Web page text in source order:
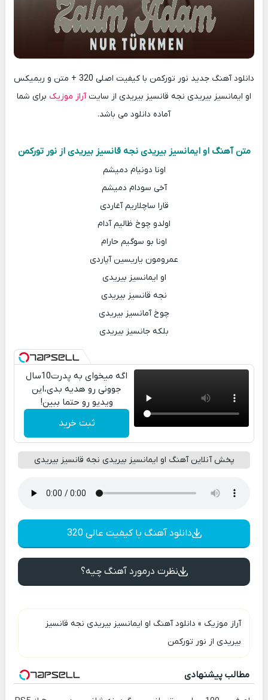
دانلود آهنگ جدید نور تورکمن با کیفیت اصلی 320 + متن و ریمیکس
او ایمانسیز بیریدی نجه قانسیز بیریدی از سایتآراز موزیک برای شما
آماده دانلود می باشد.
متن آهنگ او ایمانسیز بیریدی نجه قانسیز بیریدی از نور تورکمن
اونا دونیام دمیشم
آخی سودام دمیشم
قارا ساچلاریم آغاردی
اولدو چوخ ظالیم آدام
اونا بو سوگیم حارام
عمرومون یاریسین آپاردی
او ایمانسیز بیریدی
نجه قانسیز بیریدی
چوخ آمانسیز بیریدی
بلکه جانسیز بیریدی
اگه میخوای به پدرت10سال
جوونی رو هدیه بدی،این
ویدیو رو حتما ببین!
ثبت خرید
پخش آنلاین آهنگ او ایمانسیز بیریدی نجه قانسیز بیریدی
دانلود آهنگ با کیفیت عالی 320
نظرت درمورد آهنگ چیه؟
آراز موزیک » دانلود آهنگ او ایمانسیز بیریدی نجه قانسیز
بیریدی از نور تورکمن
مطالب پیشنهادی